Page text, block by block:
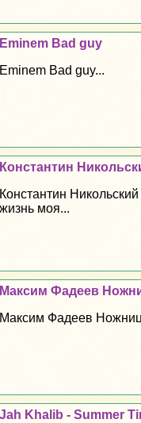
Eminem Bad guy
Eminem Bad guy...
Константин
Константин
жизнь моя...
Максим Фадеев
Максим Фадеев
Jah Khalib - Summer